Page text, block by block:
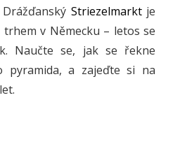
Striezelmarktje
v Německu – letos se
Naučte se, jak se řekne
pyramida, a zajeďte si na